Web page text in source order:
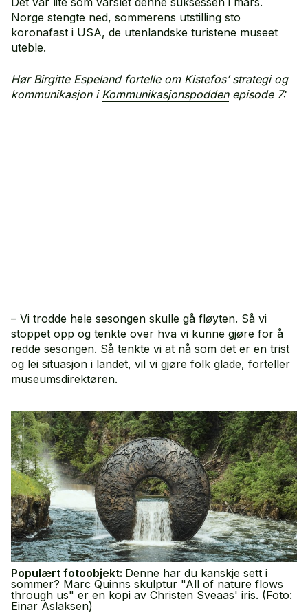
Norge stengte ned, sommerens utstilling sto
koronafast i USA, de utenlandske turistene museet
uteble.
Hør Birgitte Espeland fortelle om Kistefos’ strategi og
kommunikasjon i Kommunikasjonspoddenepisode 7:
– Vi trodde hele sesongen skulle gå fløyten. Så vi
stoppet opp og tenkte over hva vi kunne gjøre for å
redde sesongen. Så tenkte vi at nå som det er en trist
og lei situasjon i landet, vil vi gjøre folk glade, forteller
museumsdirektøren.
Populært fotoobjekt: Denne har du kanskje sett i
sommer? Marc Quinns skulptur "All of nature flows
through us" er en kopi av Christen Sveaas' iris. (Foto:
Einar Aslaksen)